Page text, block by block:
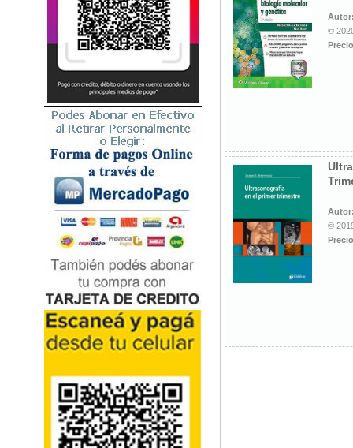
Medicina del Deporte / Rehabilitación
Medicina Emergencias / Urgencias
Medicina Forense / Legal
Medicina General
Medicina Interna
Microbiología
Nefrología
Neonatología / Pediatría
Neumología
Neuroanatomía / Neurociencia
Neurocirugía
Neurología
Nutrición
Odontología
Oftalmología
Oncología / Cuidados Paliativos
Ortopedía / Traumatología
Osteopatía
Otorrinolaringología
Podología
Psicología
Psiquiatría
Química
©
©